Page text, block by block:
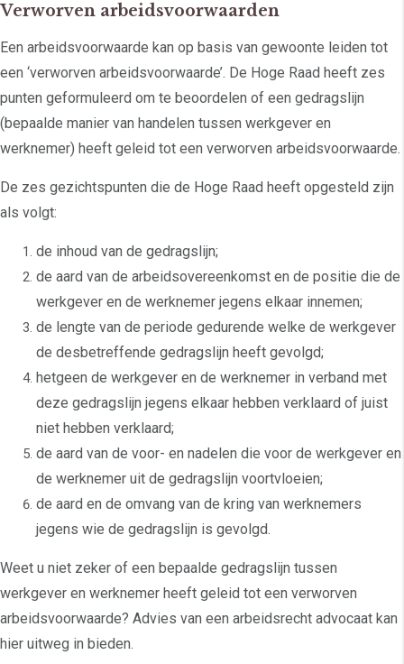
Verworven arbeidsvoorwaarden
Een arbeidsvoorwaarde kan op basis van gewoonte leiden tot
een ‘verworven arbeidsvoorwaarde’. De Hoge Raad heeft zes
punten geformuleerd om te beoordelen of een gedragslijn
(bepaalde manier van handelen tussen werkgever en
werknemer) heeft geleid tot een verworven arbeidsvoorwaarde.
De zes gezichtspunten die de Hoge Raad heeft opgesteld zijn
als volgt:
de inhoud van de gedragslijn;
de aard van de arbeidsovereenkomst en de positie die de
werkgever en de werknemer jegens elkaar innemen;
de lengte van de periode gedurende welke de werkgever
de desbetreffende gedragslijn heeft gevolgd;
hetgeen de werkgever en de werknemer in verband met
deze gedragslijn jegens elkaar hebben verklaard of juist
niet hebben verklaard;
de aard van de voor- en nadelen die voor de werkgever en
de werknemer uit de gedragslijn voortvloeien;
de aard en de omvang van de kring van werknemers
jegens wie de gedragslijn is gevolgd.
Weet u niet zeker of een bepaalde gedragslijn tussen
werkgever en werknemer heeft geleid tot een verworven
arbeidsvoorwaarde? Advies van een arbeidsrecht advocaat kan
hier uitweg in bieden.